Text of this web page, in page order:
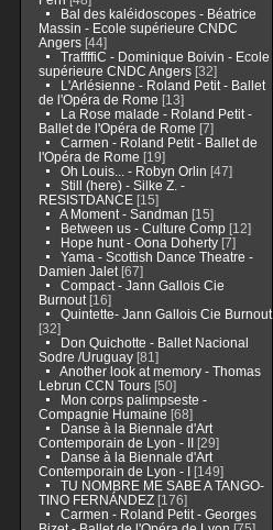
Bal des kaléidoscopes - Béatrice
Massin - Ecole supérieure CNDC
Angers[44]
TraffffiC - Dominique Boivin - Ecole
supérieure CNDC Angers[32]
L'Arlésienne - Roland Petit - Ballet
de l'Opéra de Rome [13]
La Rose malade - Roland Petit -
Ballet de l'Opéra de Rome [7]
Carmen - Roland Petit - Ballet de
l'Opéra de Rome [19]
Oh Louis... - Robyn Orlin [47]
Still (here) - Silke Z. -
RESISTDANCE [15]
A Moment - Sandman [15]
Between us - Culture Comp [12]
Hope hunt - Oona Doherty [7]
Yama - Scottish Dance Theatre -
Damien Jalet[67]
Compact - Jann Gallois Cie
Burnout[16]
Quintette- Jann Gallois Cie Burnout
[32]
Don Quichotte - Ballet Nacional
Sodre /Uruguay[81]
Another look at memory - Thomas
Lebrun CCN Tours[50]
Mon corps palimpseste -
Compagnie Humaine [68]
Danse à la Biennale d'Art
Contemporain de Lyon - II[29]
Danse à la Biennale d'Art
Contemporain de Lyon - I[149]
TU NOMBRE ME SABE A TANGO-
TINO FERNÁNDEZ[176]
Carmen - Roland Petit - Georges